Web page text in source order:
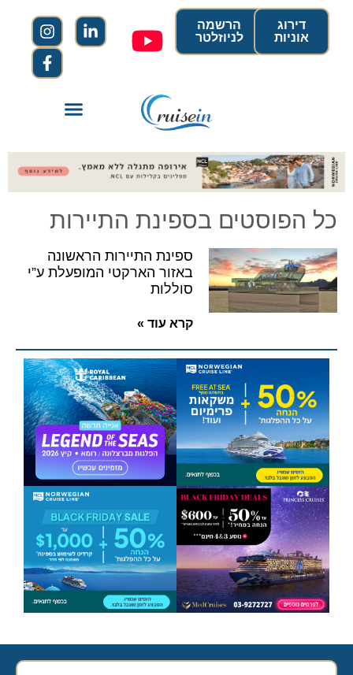
הרשמה
לניוזלטר
דירוג
אוניות
כל הפוסטים בספינת התיירות
ספינת התיירות הראשונה
באזור הארקטי המופעלת ע”י
סוללות
קרא עוד »